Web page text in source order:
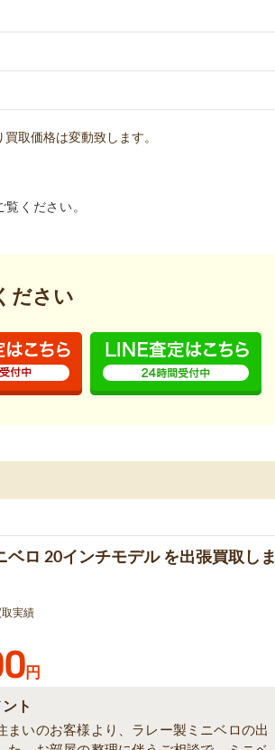
取価格は変動致します。
覧ください。
ださい
ベロ 20インチモデル を出張買取しま
取実績
円
ト
まいのお客様より、ラレー製ミニベロの出